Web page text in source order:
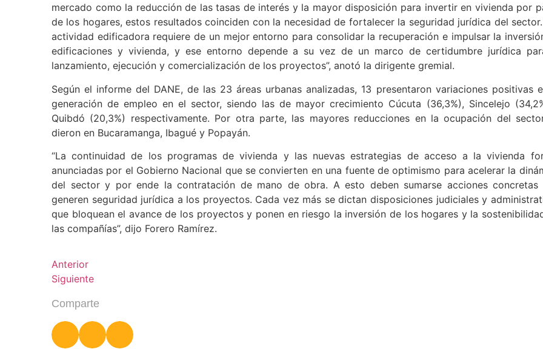
mercado como la reducción de las tasas de interés y la mayor disposición para invertir en vivienda por
de los hogares, estos resultados coinciden con la necesidad de fortalecer la seguridad jurídica del sector.
actividad edificadora requiere de un mejor entorno para consolidar la recuperación e impulsar la
edificaciones y vivienda, y ese entorno depende a su vez de un marco de certidumbre jurídica
lanzamiento, ejecución y comercialización de los proyectos”, anotó la dirigente gremial.
Según el informe del DANE, de las 23 áreas urbanas analizadas, 13 presentaron variaciones positivas
generación de empleo en el sector, siendo las de mayor crecimiento Cúcuta (36,3%), Sincelejo
Quibdó (20,3%) respectivamente. Por otra parte, las mayores reducciones en la ocupación del
dieron en Bucaramanga, Ibagué y Popayán.
“La continuidad de los programas de vivienda y las nuevas estrategias de acceso a la vivienda
anunciadas por el Gobierno Nacional que se convierten en una fuente de optimismo para acelerar la
del sector y por ende la contratación de mano de obra. A esto deben sumarse acciones concretas
generen seguridad jurídica a los proyectos. Cada vez más se dictan disposiciones judiciales y
que bloquean el avance de los proyectos y ponen en riesgo la inversión de los hogares y la
las compañías”, dijo Forero Ramírez.
Anterior
Siguiente
Comparte